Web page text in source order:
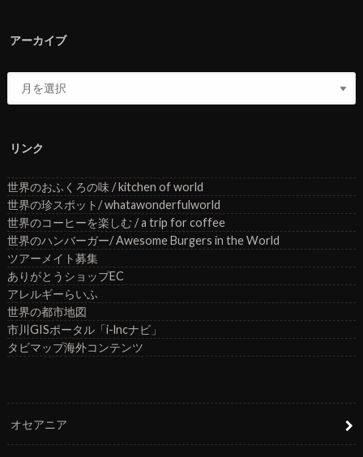
アーカイブ
リンク
世界のおふくろの味 / kitchen of world
世界の珍スポット/ whatawonderfulworld
世界のコーヒーを楽しむ / a trip for coffee
世界のハンバーガー/ Awesome Burgers in the World
ツアーメイト募集
ありがとうショップEC
アレルギーらいふ
世界の都市地図
市川GISポータル「i-lncナビ」
タビマップ海外コンテンツ
オセアニア